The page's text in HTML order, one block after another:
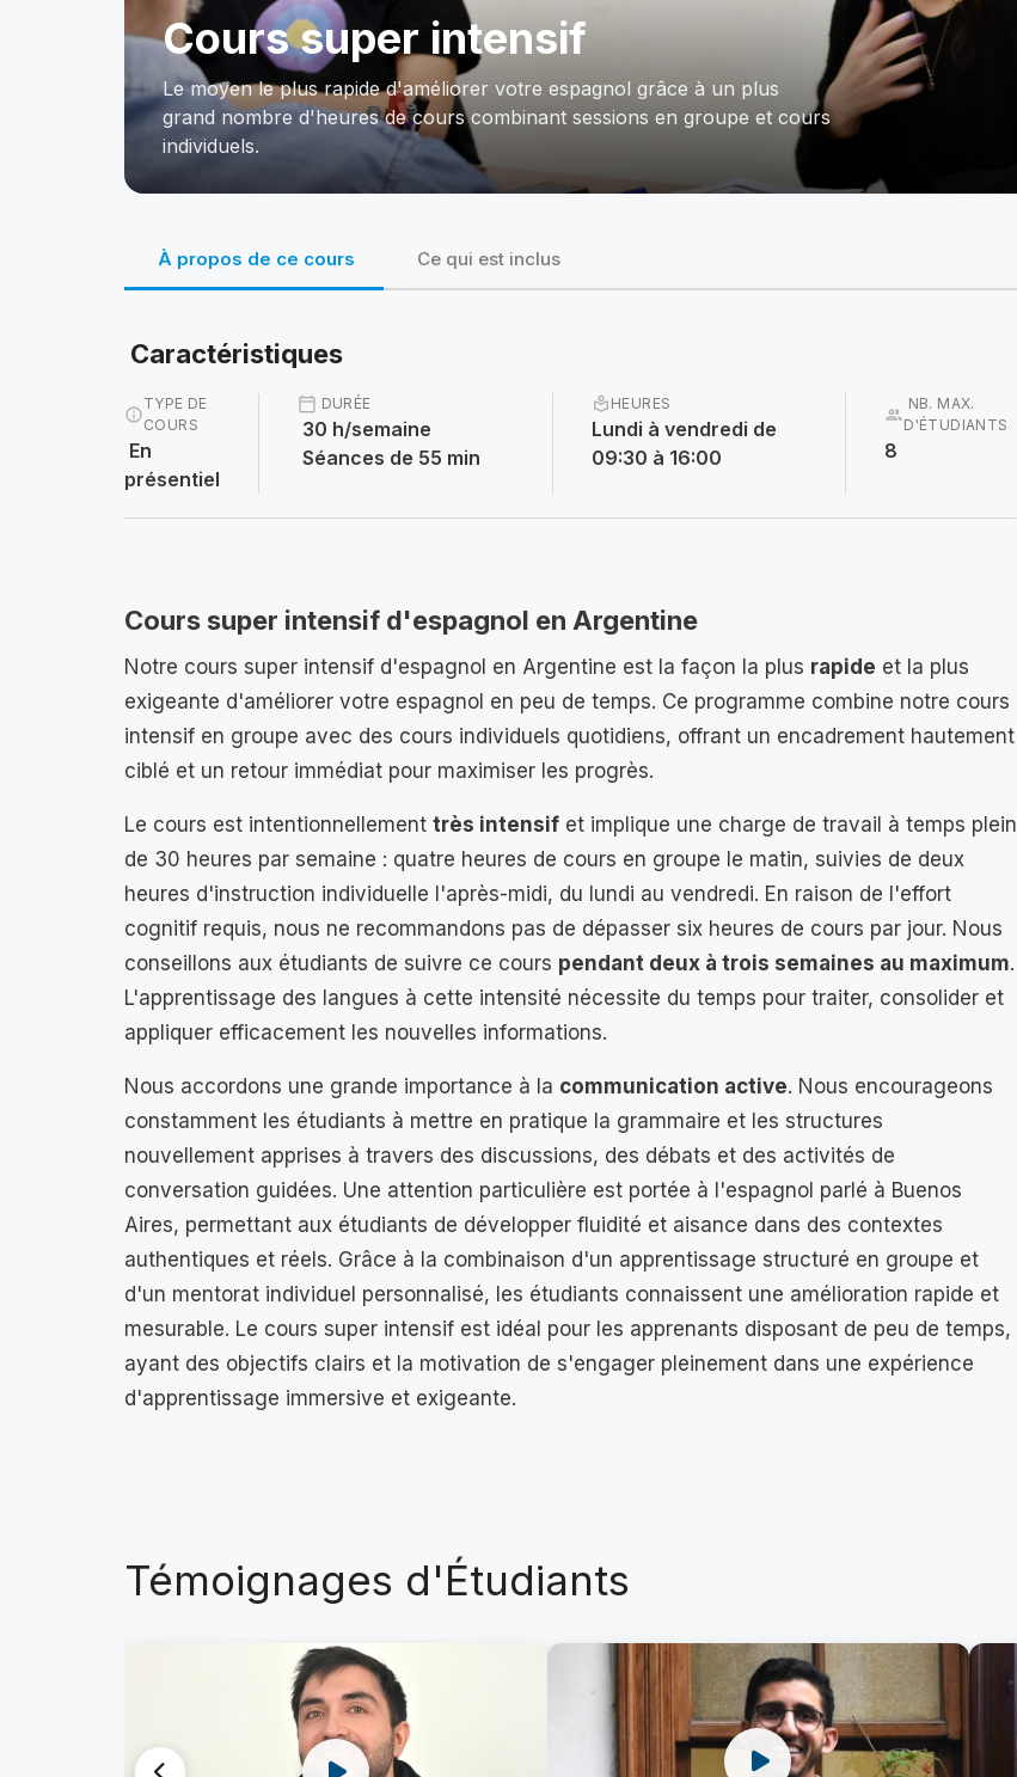
Cours super intensif
Le moyen le plus rapide d'améliorer votre espagnol grâce à un plus
grand nombre d'heures de cours combinant sessions en groupe et cours
individuels.
À propos de ce cours Ce qui est inclus
Caractéristiques
info
TYPE DE
COURS
En
présentiel
calendar_today DURÉE
30 h/semaine
Séances de 55 min
local_library HEURES
Lundi à vendredi de
09:30 à 16:00
group
NB. MAX.
D'ÉTUDIANTS
8
Cours super intensif d'espagnol en Argentine
Notre cours super intensif d'espagnol en Argentine est la façon la plus rapide et la plus
exigeante d'améliorer votre espagnol en peu de temps. Ce programme combine notre cours
intensif en groupe avec des cours individuels quotidiens, offrant un encadrement hautement
ciblé et un retour immédiat pour maximiser les progrès.
Le cours est intentionnellement très intensif et implique une charge de travail à temps plein
de 30 heures par semaine : quatre heures de cours en groupe le matin, suivies de deux
heures d'instruction individuelle l'après-midi, du lundi au vendredi. En raison de l'effort
cognitif requis, nous ne recommandons pas de dépasser six heures de cours par jour. Nous
conseillons aux étudiants de suivre ce cours pendant deux à trois semaines au maximum.
L'apprentissage des langues à cette intensité nécessite du temps pour traiter, consolider et
appliquer efficacement les nouvelles informations.
Nous accordons une grande importance à la communication active. Nous encourageons
constamment les étudiants à mettre en pratique la grammaire et les structures
nouvellement apprises à travers des discussions, des débats et des activités de
conversation guidées. Une attention particulière est portée à l'espagnol parlé à Buenos
Aires, permettant aux étudiants de développer fluidité et aisance dans des contextes
authentiques et réels. Grâce à la combinaison d'un apprentissage structuré en groupe et
d'un mentorat individuel personnalisé, les étudiants connaissent une amélioration rapide et
mesurable. Le cours super intensif est idéal pour les apprenants disposant de peu de temps,
ayant des objectifs clairs et la motivation de s'engager pleinement dans une expérience
d'apprentissage immersive et exigeante.
Témoignages d'Étudiants